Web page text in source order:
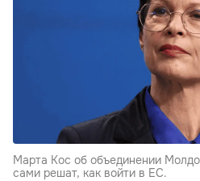
Марта Кос об объединении
сами решат, как войти в ЕС.